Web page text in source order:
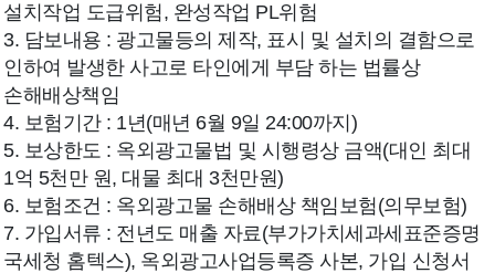
설치작업 도급위험, 완성작업 PL위험
3. 담보내용 : 광고물등의 제작, 표시 및 설치의 결함으로
인하여 발생한 사고로 타인에게 부담 하는 법률상
손해배상책임
4. 보험기간 : 1년(매년 6월 9일 24:00까지)
5. 보상한도 : 옥외광고물법 및 시행령상 금액(대인 최대
1억 5천만 원, 대물 최대 3천만원)
6. 보험조건 : 옥외광고물 손해배상 책임보험(의무보험)
7. 가입서류 : 전년도 매출 자료(부가가치세과세표준증명
국세청 홈텍스), 옥외광고사업등록증 사본, 가입 신청서